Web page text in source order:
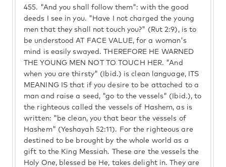
455. "And you shall follow them": with the good
deeds I see in you. "Have I not charged the young
men that they shall not touch you?" (Rut 2:9), is to
be understood AT FACE VALUE, for a woman's
mind is easily swayed. THEREFORE HE WARNED
THE YOUNG MEN NOT TO TOUCH HER. "And
when you are thirsty" (Ibid.) is clean language, ITS
MEANING IS that if you desire to be attached to a
man and raise a seed, "go to the vessels" (Ibid.), to
the righteous called the vessels of Hashem, as is
written: "be clean, you that bear the vessels of
Hashem" (Yeshayah 52:11). For the righteous are
destined to be brought by the whole world as a
gift to the King Messiah. These are the vessels the
Holy One, blessed be He, takes delight in. They are